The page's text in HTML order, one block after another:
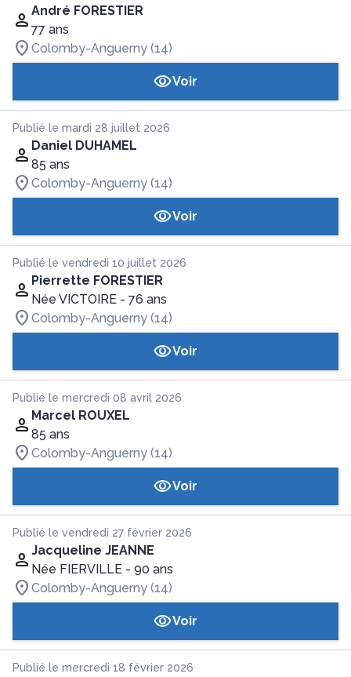
André FORESTIER
77 ans
Colomby-Anguerny (14)
Voir
Publié le mardi 28 juillet 2026
Daniel DUHAMEL
85 ans
Colomby-Anguerny (14)
Voir
Publié le vendredi 10 juillet 2026
Pierrette FORESTIER
Née VICTOIRE - 76 ans
Colomby-Anguerny (14)
Voir
Publié le mercredi 08 avril 2026
Marcel ROUXEL
85 ans
Colomby-Anguerny (14)
Voir
Publié le vendredi 27 février 2026
Jacqueline JEANNE
Née FIERVILLE - 90 ans
Colomby-Anguerny (14)
Voir
Publié le mercredi 18 février 2026